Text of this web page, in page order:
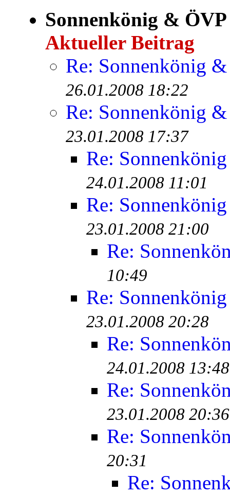
Sonnenkönig & ÖVP
Aktueller Beitrag
Re: Sonnenkönig
26.01.2008 18:22
Re: Sonnenkönig
23.01.2008 17:37
Re:
24.01.2008 11:01
Re:
23.01.2008 21:00
Re:
10:49
Re:
23.01.2008 20:28
Re:
24.01.2008 13:48
Re:
23.01.2008 20:36
Re:
20:31
Re: